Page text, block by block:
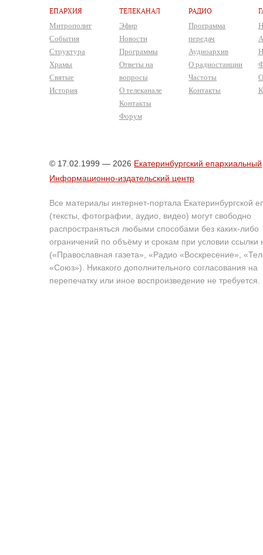
ЕПАРХИЯ
Митрополит
События
Структура
Храмы
Святые
История
ТЕЛЕКАНАЛ
Эфир
Новости
Программы
Ответы на
вопросы
О телеканале
Контакты
Форум
РАДИО
Программа
передач
Аудиоархив
О радиостанции
Частоты
Контакты
© 17.02.1999 — 2026 Екатеринбургский епархиальный
Информационно-издательский центр
Все материалы интернет-портала Екатеринбургской
(тексты, фотографии, аудио, видео) могут свободно
распространяться любыми способами без каких-либо
ограничений по объёму и срокам при условии ссылки
(«Православная газета», «Радио «Воскресение»,
«Союз»). Никакого дополнительного согласования на
перепечатку или иное воспроизведение не требуется.